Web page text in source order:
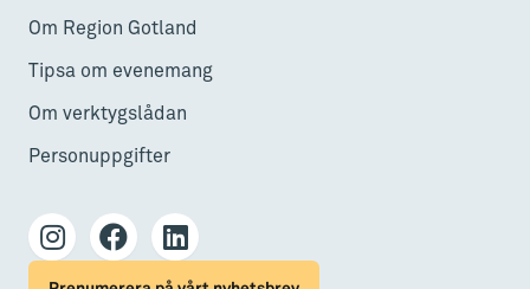
Om Region Gotland
Tipsa om evenemang
Om verktygslådan
Personuppgifter